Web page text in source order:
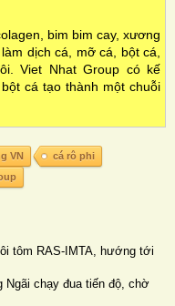
bim bim cay, xương
dịch cá, mỡ cá, bột cá,
Viet Nhat Group có kế
cá tạo thành một chuỗi
VN
cá rô phi
tôm RAS-IMTA, hướng tới
Ngãi chạy đua tiến độ, chờ